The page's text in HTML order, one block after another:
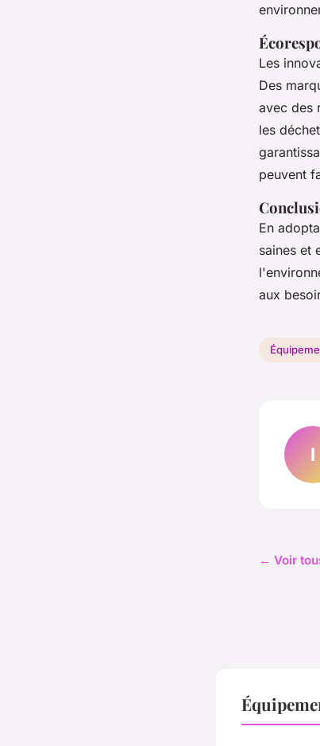
Les
Des
avec des
les
peuvent
En
saines et
aux
I
← Voir